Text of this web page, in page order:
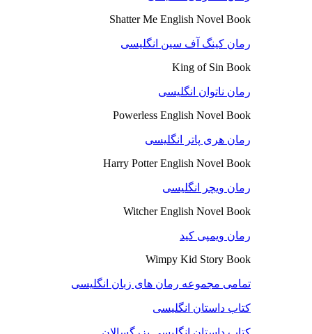
Shatter Me English Novel Book
رمان کینگ آف سین انگلیسی
King of Sin Book
رمان ناتوان انگلیسی
Powerless English Novel Book
رمان هری پاتر انگلیسی
Harry Potter English Novel Book
رمان ویچر انگلیسی
Witcher English Novel Book
رمان ویمپی کید
Wimpy Kid Story Book
تمامی مجموعه رمان های زبان انگلیسی
کتاب داستان انگلیسی